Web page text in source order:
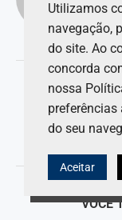
McLaren
VOCÊ
Utilizamos
navegação,
do site. Ao
concorda
nossa
do seu
Aceitar